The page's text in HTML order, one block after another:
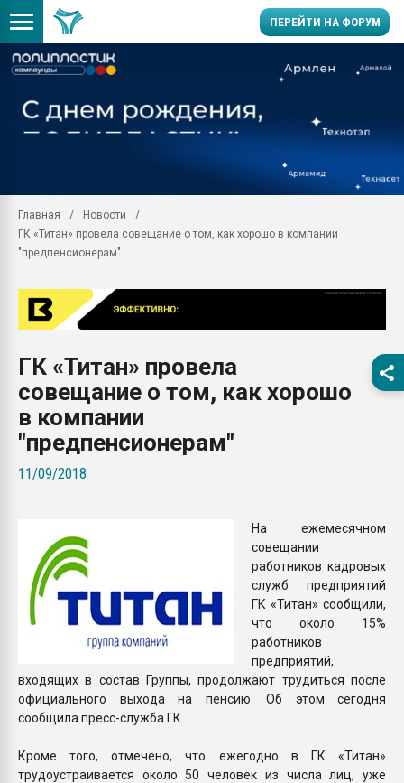
ПЕРЕЙТИ НА ФОРУМ
заводу пластмасс"
первый план в
28.07.2026
ситуацией на
Главная
Новости
ГК «Титан» провела совещание о том, как хорошо в компании
"предпенсионерам"
ГК «Титан» провела
совещание о том, как хорошо
в компании
"предпенсионерам"
11/09/2018
На ежемесячном
совещании
работников кадровых
служб предприятий
ГК «Титан» сообщили,
что около 15%
работников
предприятий,
входящих в состав Группы, продолжают трудиться после
официального выхода на пенсию. Об этом сегодня
сообщила пресс-служба ГК.
Кроме того, отмечено, что ежегодно в ГК «Титан»
трудоустраивается около 50 человек из числа лиц, уже